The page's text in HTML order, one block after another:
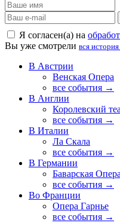
Я согласен(а) на
Вы уже смотрели вся
В Австрии
Венская Опера
все события →
В Англии
Королевский
все события →
В Италии
Ла Скала
все события →
В Германии
Баварская Опера
все события →
Во Франции
Опера Гарнье
все события →